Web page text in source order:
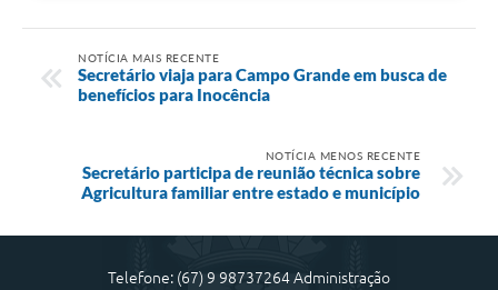
NOTÍCIA MAIS RECENTE
Secretário viaja para Campo Grande em busca de
benefícios para Inocência
NOTÍCIA MENOS RECENTE
Secretário participa de reunião técnica sobre
Agricultura familiar entre estado e município
Telefone: (67) 9 98737264 Administração